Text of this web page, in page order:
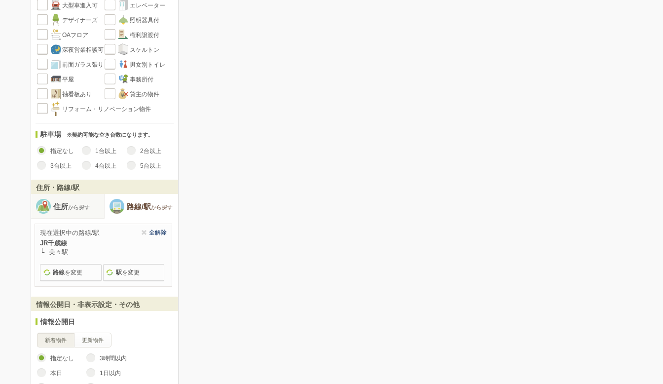
大型車進入可 エレベーター
デザイナーズ 照明器具付
OAフロア 権利譲渡付
深夜営業相談可 スケルトン
前面ガラス張り 男女別トイレ
平屋 事務所付
袖看板あり 貸主の物件
リフォーム・リノベーション物件
駐車場 ※契約可能な空き台数になります。
指定なし 1台以上 2台以上
3台以上 4台以上 5台以上
住所・路線/駅
住所から探す 路線/駅から探す
現在選択中の路線/駅 全解除
JR千歳線
美々駅
路線を変更 駅を変更
情報公開日・非表示設定・その他
情報公開日
新着物件 更新物件
指定なし 3時間以内
本日 1日以内